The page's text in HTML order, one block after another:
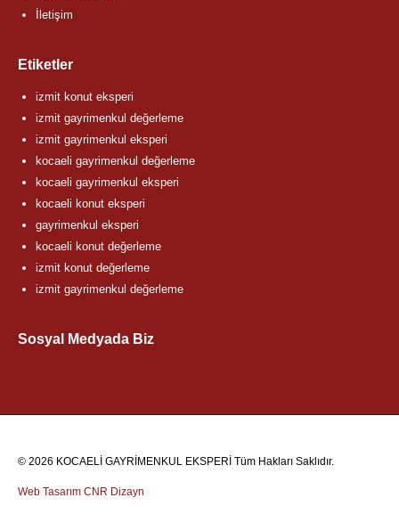
İletişim
Etiketler
izmit konut eksperi
izmit gayrimenkul değerleme
izmit gayrimenkul eksperi
kocaeli gayrimenkul değerleme
kocaeli gayrimenkul eksperi
kocaeli konut eksperi
gayrimenkul eksperi
kocaeli konut değerleme
izmit konut değerleme
izmit gayrimenkul değerleme
Sosyal Medyada Biz
© 2026 KOCAELİ GAYRİMENKUL EKSPERİ Tüm Hakları Saklıdır.
Web Tasarım CNR Dizayn